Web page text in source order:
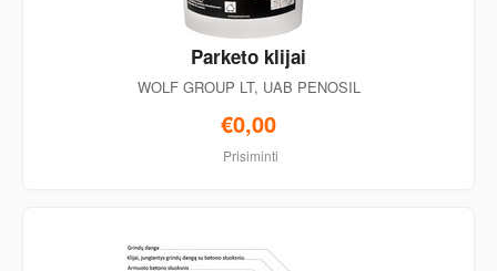
Parketo klijai
WOLF GROUP LT, UAB PENOSIL
€0,00
Prisiminti